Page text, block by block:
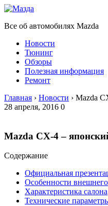
Все об автомобилях Mazda
Новости
Тюнинг
Обзоры
Полезная информация
Ремонт
Главная › Новости › Mazda
28 апреля, 2016 0
Mazda CX-4 –
Содержание
Официальная
Особенности
Характеристика салона
Технические